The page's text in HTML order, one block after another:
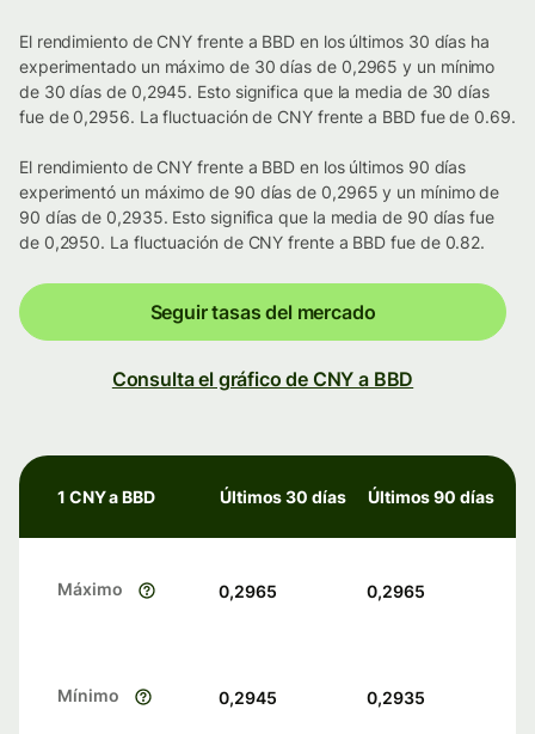
El rendimiento de CNY frente a BBD en los últimos 30 días ha
experimentado un máximo de 30 días de 0,2965 y un mínimo
de 30 días de 0,2945. Esto significa que la media de 30 días
fue de 0,2956. La fluctuación de CNY frente a BBD fue de 0.69.
El rendimiento de CNY frente a BBD en los últimos 90 días
experimentó un máximo de 90 días de 0,2965 y un mínimo de
90 días de 0,2935. Esto significa que la media de 90 días fue
de 0,2950. La fluctuación de CNY frente a BBD fue de 0.82.
Seguir tasas del mercado
Consulta el gráfico de CNY a BBD
1 CNY a BBD Últimos 30 días Últimos 90 días
Máximo 0,2965 0,2965
Mínimo 0,2945 0,2935